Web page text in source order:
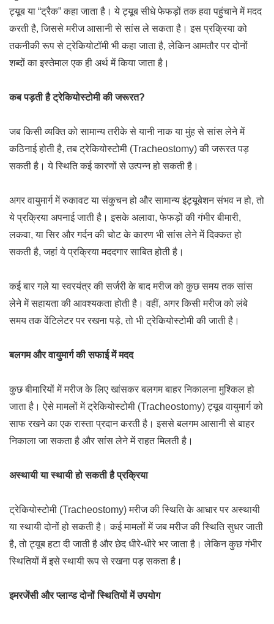
ट्यूब या “ट्रैक” कहा जाता है। ये ट्यूब सीधे फेफड़ों तक हवा पहुंचाने में मदद
करती है, जिससे मरीज आसानी से सांस ले सकता है। इस प्रक्रिया को
तकनीकी रूप से ट्रेकियोटॉमी भी कहा जाता है, लेकिन आमतौर पर दोनों
शब्दों का इस्तेमाल एक ही अर्थ में किया जाता है।
कब पड़ती है ट्रेकियोस्टोमी की जरूरत?
जब किसी व्यक्ति को सामान्य तरीके से यानी नाक या मुंह से सांस लेने में
कठिनाई होती है, तब ट्रेकियोस्टोमी (Tracheostomy) की जरूरत पड़
सकती है। ये स्थिति कई कारणों से उत्पन्न हो सकती है।
अगर वायुमार्ग में रुकावट या संकुचन हो और सामान्य इंट्यूबेशन संभव न हो, तो
ये प्रक्रिया अपनाई जाती है। इसके अलावा, फेफड़ों की गंभीर बीमारी,
लकवा, या सिर और गर्दन की चोट के कारण भी सांस लेने में दिक्कत हो
सकती है, जहां ये प्रक्रिया मददगार साबित होती है।
कई बार गले या स्वरयंत्र की सर्जरी के बाद मरीज को कुछ समय तक सांस
लेने में सहायता की आवश्यकता होती है। वहीं, अगर किसी मरीज को लंबे
समय तक वेंटिलेटर पर रखना पड़े, तो भी ट्रेकियोस्टोमी की जाती है।
बलगम और वायुमार्ग की सफाई में मदद
कुछ बीमारियों में मरीज के लिए खांसकर बलगम बाहर निकालना मुश्किल हो
जाता है। ऐसे मामलों में ट्रेकियोस्टोमी (Tracheostomy) ट्यूब वायुमार्ग को
साफ रखने का एक रास्ता प्रदान करती है। इससे बलगम आसानी से बाहर
निकाला जा सकता है और सांस लेने में राहत मिलती है।
अस्थायी या स्थायी हो सकती है प्रक्रिया
ट्रेकियोस्टोमी (Tracheostomy) मरीज की स्थिति के आधार पर अस्थायी
या स्थायी दोनों हो सकती है। कई मामलों में जब मरीज की स्थिति सुधर जाती
है, तो ट्यूब हटा दी जाती है और छेद धीरे-धीरे भर जाता है। लेकिन कुछ गंभीर
स्थितियों में इसे स्थायी रूप से रखना पड़ सकता है।
इमरजेंसी और प्लान्ड दोनों स्थितियों में उपयोग